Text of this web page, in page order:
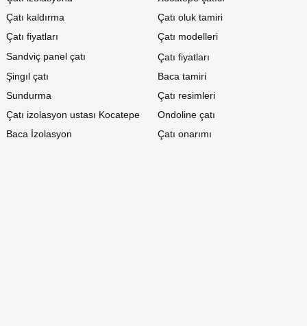
Çatı kaldırma
Çatı oluk tamiri
Çatı fiyatları
Çatı modelleri
Sandviç panel çatı
Çatı fiyatları
Şingıl çatı
Baca tamiri
Sundurma
Çatı resimleri
Çatı izolasyon ustası Kocatepe
Ondoline çatı
Baca İzolasyon
Çatı onarımı